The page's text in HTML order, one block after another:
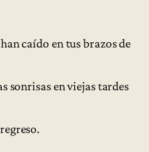
caído en tus brazos de
sonrisas en viejas tardes